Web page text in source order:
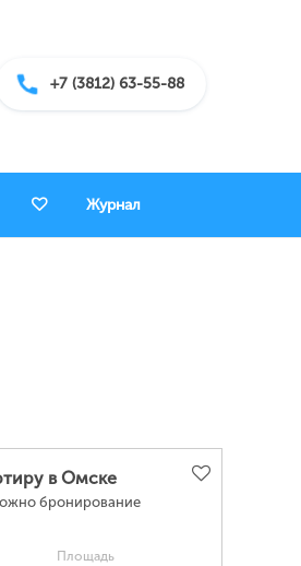
+7 (3812) 63-55-88
Журнал
в Омске
бронирование
Площадь